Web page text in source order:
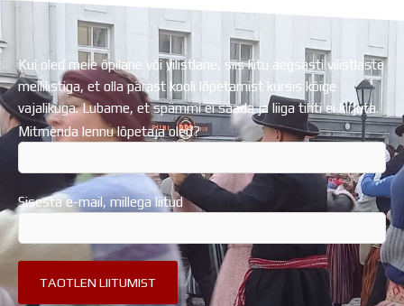
Kui oled meie õpilane või vilistlane, siis liitu aegsasti vilistlaste
meililistiga, et olla pärast kooli lõpetamist kursis kõige
vajalikuga. Lubame, et spämmi ei saada ja liiga tihti ei kirjuta.
Mitmenda lennu lõpetaja oled?
Sisesta e-mail, millega liitud